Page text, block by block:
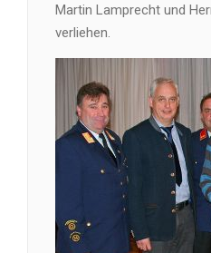
Martin Lamprecht und
verliehen.